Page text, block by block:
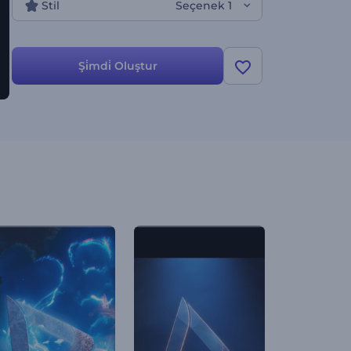
Stil Seçenek 1
Şi̇mdi̇ Oluştur